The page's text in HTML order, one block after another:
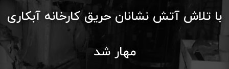
با تلاش آتش نشانان حریق کارخانه آبکاری
مهار شد